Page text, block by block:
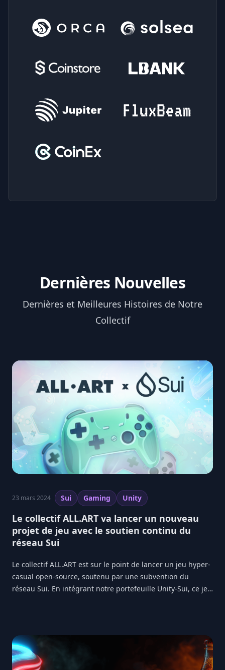
Dernières Nouvelles
Dernières et Meilleures Histoires de Notre
Collectif
23 mars 2024 Sui Gaming Unity
Le collectif ALL.ART va lancer un nouveau
projet de jeu avec le soutien continu du
réseau Sui
Le collectif ALL.ART est sur le point de lancer un jeu hyper-
casual open-source, soutenu par une subvention du
réseau Sui. En intégrant notre portefeuille Unity-Sui, ce jeu